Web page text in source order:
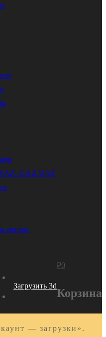
GAZ-UAZ
автора
Загрузить 3d
₽0
Корзина
— загрузки».